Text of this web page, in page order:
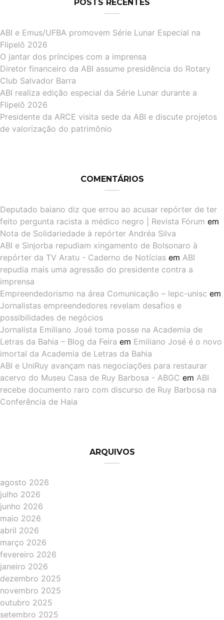
POSTS RECENTES
ABI e Emus/UFBA promovem Série Lunar Especial na
Flipelô 2026
O jantar dos príncipes com a imprensa
Diretor financeiro da ABI assume presidência do Rotary
Club Salvador Barra
ABI realiza edição especial da Série Lunar durante a
Flipelô 2026
Presidente da ARCE visita sede da ABI e discute projetos
de valorização do patrimônio
COMENTÁRIOS
Deputado baiano diz que errou ao acusar repórter de ter
feito pergunta racista a médico negro | Revista Fórum em
Nota de Solidariedade à repórter Andréa Silva
ABI e Sinjorba repudiam xingamento de Bolsonaro à
repórter da TV Aratu - Caderno de Notícias em ABI
repudia mais uma agressão do presidente contra a
imprensa
Empreendedorismo na área Comunicação – lepc-unisc em
Jornalistas empreendedores revelam desafios e
possibilidades de negócios
Jornalista Emiliano José toma posse na Academia de
Letras da Bahia – Blog da Feira em Emiliano José é o novo
imortal da Academia de Letras da Bahia
ABI e UniRuy avançam nas negociações para restaurar
acervo do Museu Casa de Ruy Barbosa - ABGC em ABI
recebe documento raro com discurso de Ruy Barbosa na
Conferência de Haia
ARQUIVOS
agosto 2026
julho 2026
junho 2026
maio 2026
abril 2026
março 2026
fevereiro 2026
janeiro 2026
dezembro 2025
novembro 2025
outubro 2025
setembro 2025